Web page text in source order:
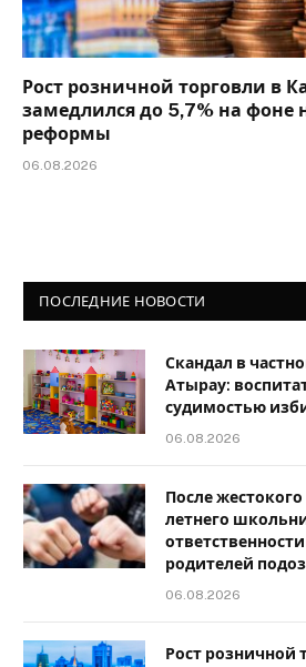
Рост розничной торговли в
замедлился до 5,7% на фоне
реформы
06.08.2026
ПОСЛЕДНИЕ НОВОСТИ
Скандал в
Атырау:
судимостью
06.08.2026
После
летнего
родителей
06.08.2026
Рост розничной